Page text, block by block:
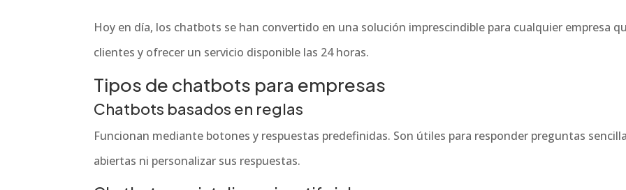
Hoy en día, los chatbots se han convertido en una solución imprescindible para cualquier empresa
clientes y ofrecer un servicio disponible las 24 horas.
Tipos de chatbots para empresas
Chatbots basados en reglas
Funcionan mediante botones y respuestas predefinidas. Son útiles para responder preguntas
abiertas ni personalizar sus respuestas.